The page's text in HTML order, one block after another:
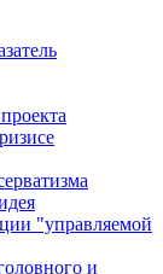
"управляемой
и